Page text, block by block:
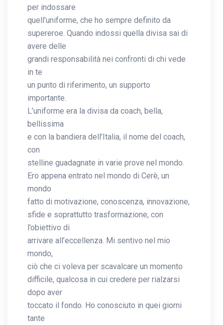
per indossare
quell’uniforme, che ho sempre definito da
supereroe. Quando indossi quella divisa sai di
avere delle
grandi responsabilità nei confronti di chi vede
in te
un punto di riferimento, un supporto
importante.
L’uniforme era la divisa da coach, bella,
bellissima
e con la bandiera dell’Italia, il nome del coach,
con
stelline guadagnate in varie prove nel mondo.
Ero appena entrato nel mondo di Cerè, un
mondo
fatto di motivazione, conoscenza, innovazione,
sfide e soprattutto trasformazione, con
l’obiettivo di
arrivare all’eccellenza. Mi sentivo nel mio
mondo,
ciò che ci voleva per scavalcare un momento
difficile, qualcosa in cui credere per rialzarsi
dopo aver
toccato il fondo. Ho conosciuto in quei giorni
tante